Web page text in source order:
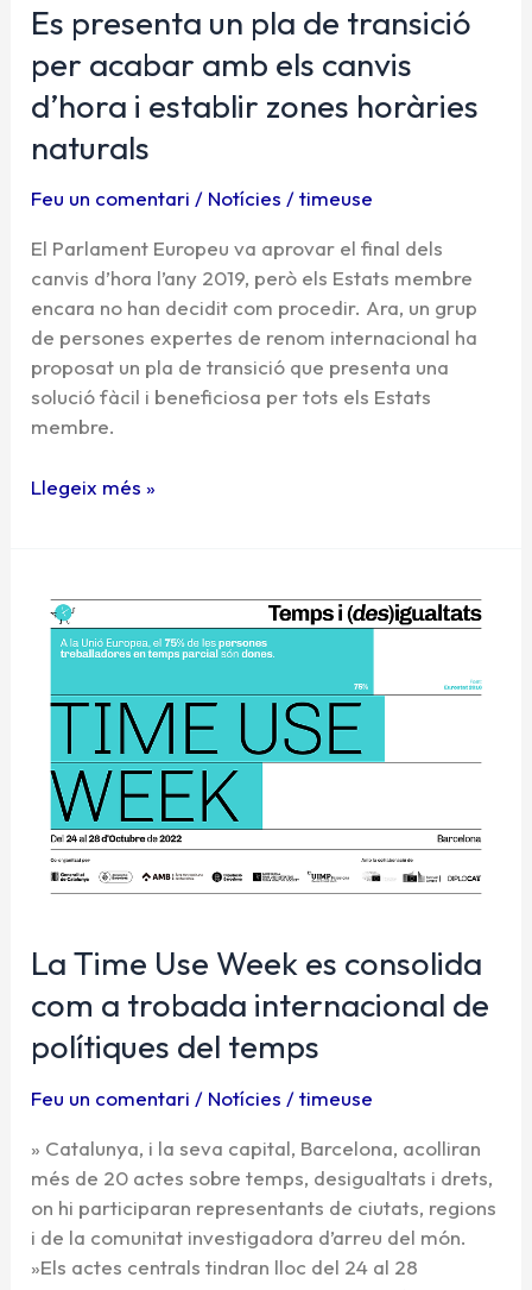
Es presenta un pla de transició
per acabar amb els canvis
d’hora i establir zones horàries
naturals
Feu un comentari / Notícies /timeuse
El Parlament Europeu va aprovar el final dels
canvis d’hora l’any 2019, però els Estats membre
encara no han decidit com procedir. Ara, un grup
de persones expertes de renom internacional ha
proposat un pla de transició que presenta una
solució fàcil i beneficiosa per tots els Estats
membre.
naturals
Llegeix més »
La Time Use Week es consolida
com a trobada internacional de
polítiques del temps
Feu un comentari / Notícies /timeuse
» Catalunya, i la seva capital, Barcelona, acolliran
més de 20 actes sobre temps, desigualtats i drets,
on hi participaran representants de ciutats, regions
i de la comunitat investigadora d’arreu del món.
»Els actes centrals tindran lloc del 24 al 28
La
Time
Use
es
com
trobada
internacional
de
del
temps